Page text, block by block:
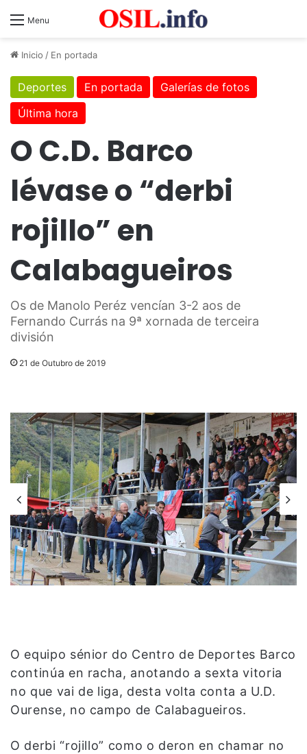
Menu
Inicio / En portada
Deportes En portada
Galerías de fotos
Última hora
O C.D. Barco
lévase o “derbi
rojillo” en
Calabagueiros
Os de Manolo Peréz vencían 3-2 aos de
Fernando Currás na 9ª xornada de terceira
división
21 de Outubro de 2019
O equipo sénior do Centro de Deportes Barco
continúa en racha, anotando a sexta vitoria
no que vai de liga, desta volta conta a U.D.
Ourense, no campo de Calabagueiros.
O derbi “rojillo” como o deron en chamar no